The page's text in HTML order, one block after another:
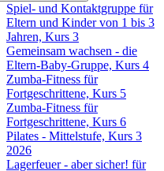
Spiel- und Kontaktgruppe für
Eltern und Kinder von 1 bis 3
Jahren, Kurs 3
Gemeinsam wachsen - die
Eltern-Baby-Gruppe, Kurs 4
Zumba-Fitness für
Fortgeschrittene, Kurs 5
Zumba-Fitness für
Fortgeschrittene, Kurs 6
Pilates - Mittelstufe, Kurs 3
2026
Lagerfeuer - aber sicher! für